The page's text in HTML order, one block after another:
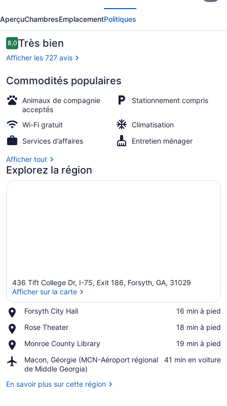
Motel
6
Forsyth,
GA
Tift
College
Bureau, système d’insonorisation,
AperçuChambresEmplacementPolitiques
Avis
8,08,0 sur 10 –
Très bien
Afficher les 727 avis
Commodités populaires
Animaux de compagnie
acceptés
Stationnement compris
Wi-Fi gratuit
Climatisation
Services d’affaires
Entretien ménager
Afficher tout
Explorez la région
436 Tift College Dr, I-75, Exit 186, Forsyth, GA, 31029
Afficher sur la carte
Forsyth City Hall
Place,
City
‪16 min à pied‬
Rose Theater
Place,
Theater
‪18 min à pied‬
Monroe County Library
Place,
County
Library
‪19 min à pied‬
Macon, Géorgie (MCN-Aéroport régional
de Middle Georgia)
Airport,
Macon,
(MCN-
‪41 min en voiture‬
En savoir plus sur cette région